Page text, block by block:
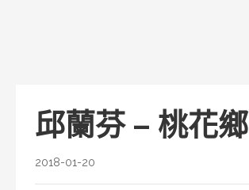
邱蘭芬 – 桃花鄉
2018-01-20